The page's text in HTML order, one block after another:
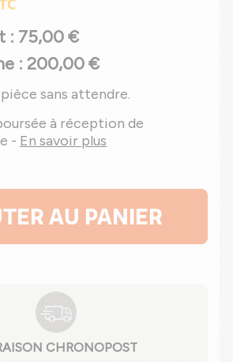
: 75,00 €
: 200,00 €
sans attendre.
à réception de
- En savoir plus
AU PANIER
CHRONOPOST